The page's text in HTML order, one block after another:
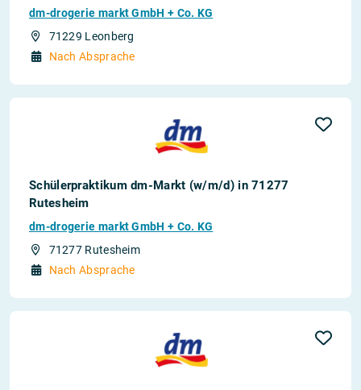
dm-drogerie markt GmbH + Co. KG
71229 Leonberg
Nach Absprache
Schülerpraktikum dm-Markt (w/m/d) in 71277
Rutesheim
dm-drogerie markt GmbH + Co. KG
71277 Rutesheim
Nach Absprache